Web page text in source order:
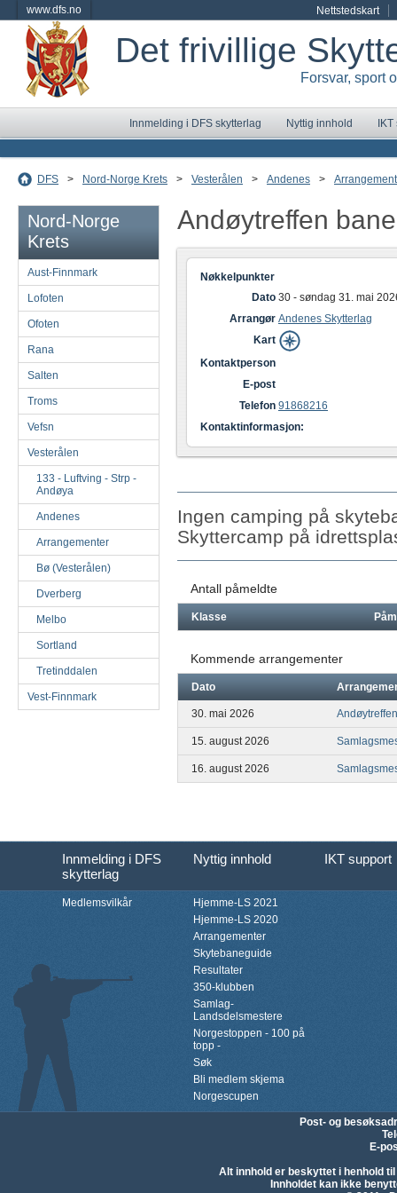
www.dfs.no Nettstedskart
Det frivillige
Forsvar, sport
Innmelding i DFS skytterlag Nyttig innhold
DFS > Nord-Norge Krets > Vesterålen > Andenes >
Nord-Norge
Krets
Aust-Finnmark
Lofoten
Ofoten
Rana
Salten
Troms
Vefsn
Vesterålen
133 - Luftving - Strp -
Andøya
Andenes
Arrangementer
Bø (Vesterålen)
Dverberg
Melbo
Sortland
Tretinddalen
Vest-Finnmark
Andøytreffen
Nøkkelpunkter
Dato 30 - søndag 31. mai
Arrangør Andenes Skytterlag
Kart
Kontaktperson
E-post
Telefon 91868216
Kontaktinformasjon:
Ingen camping på
Skyttercamp på
Antall påmeldte
Klasse
Kommende arrangementer
Dato
30. mai 2026
15. august 2026
16. august 2026
Innmelding i DFS
skytterlag
Nyttig innhold IKT support
Medlemsvilkår
Hjemme-LS 2021
Hjemme-LS 2020
Arrangementer
Skytebaneguide
Resultater
350-klubben
Samlag-
Landsdelsmestere
Norgestoppen - 100 på
topp -
Søk
Bli medlem skjema
Norgescupen
Post- og
E-
Alt innhold er beskyttet i henhold
Innholdet kan ikke